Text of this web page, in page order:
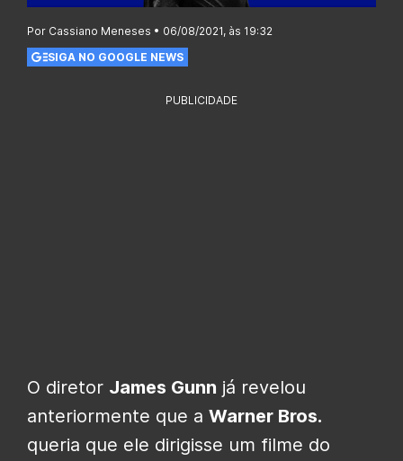
Por Cassiano Meneses • 06/08/2021, às 19:32
SIGA NO GOOGLE NEWS
PUBLICIDADE
O diretor James Gunn já revelou
anteriormente que a Warner Bros.
queria que ele dirigisse um filme do